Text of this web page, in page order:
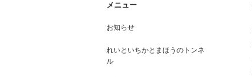
メニュー
お知らせ
れいといちかとまほうのトンネ
ル